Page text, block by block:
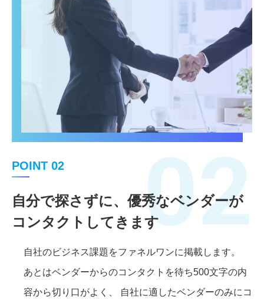
POINT 02
自分で探さずに、優秀なベンダーが
コンタクトしてきます02
自社のビジネス課題をファネルワンに掲載します。
あとはベンダーからのコンタクトを待ち500文字の内
容から切り口がよく、 自社に適したベンダーのみにコ